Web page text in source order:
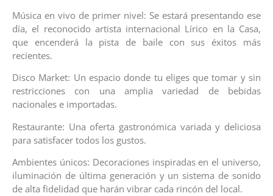
Música en vivo de primer nivel: Se estará presentando ese
día, el reconocido artista internacional Lírico en la Casa,
que encenderá la pista de baile con sus éxitos más
recientes.
Disco Market: Un espacio donde tu eliges que tomar y sin
restricciones con una amplia variedad de bebidas
nacionales e importadas.
Restaurante: Una oferta gastronómica variada y deliciosa
para satisfacer todos los gustos.
Ambientes únicos: Decoraciones inspiradas en el universo,
iluminación de última generación y un sistema de sonido
de alta fidelidad que harán vibrar cada rincón del local.